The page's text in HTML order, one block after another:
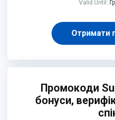
Valid Until:
Отримати
Промокоди
бонуси,